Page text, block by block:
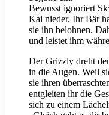
Bewusst ignoriert
Kai nieder. Ihr Bär
sie ihn belohnen.
und leistet ihm
Der Grizzly dreht
in die Augen. Weil
sie ihren
entgleiten ihr die
sich zu einem